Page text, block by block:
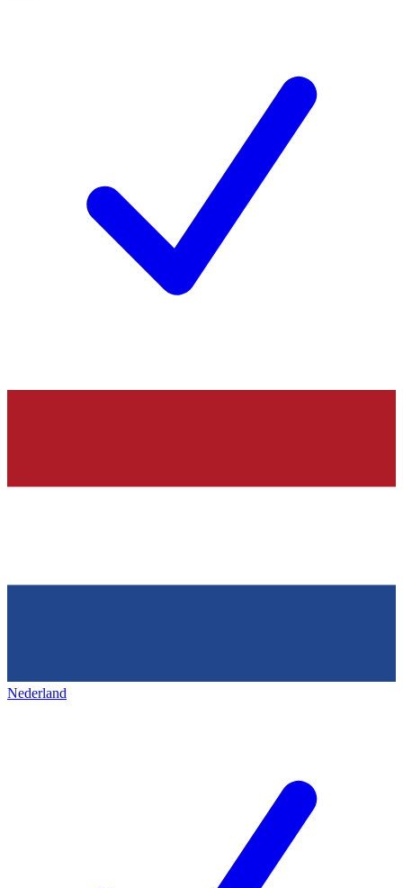
Nederland